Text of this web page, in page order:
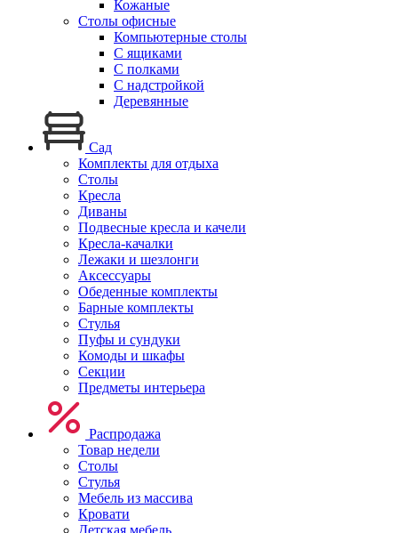
Кожаные
Столы офисные
Компьютерные столы
С ящиками
С полками
С надстройкой
Деревянные
Сад
Комплекты для отдыха
Столы
Кресла
Диваны
Подвесные кресла и качели
Кресла-качалки
Лежаки и шезлонги
Аксессуары
Обеденные комплекты
Барные комплекты
Стулья
Пуфы и сундуки
Комоды и шкафы
Секции
Предметы интерьера
Распродажа
Товар недели
Столы
Стулья
Мебель из массива
Кровати